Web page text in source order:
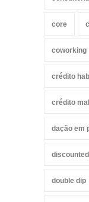
core
coworking
crédito
crédito
dação em
double dip